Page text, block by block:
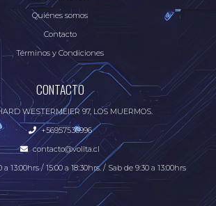
Quiénes somos
Contacto
Términos y Condiciones
CONTACTO
WESTERMEIER 97, LOS MUERMOS.
+56957536996
contacto@vollta.cl
13:00hrs / 15:00 a 18:30hrs. / Sab de 9:30 a 13:00hrs